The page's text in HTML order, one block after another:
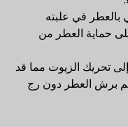
بالعطر في علبته
حماية العطر من
تحريك الزيوت مما قد
برش العطر دون رج